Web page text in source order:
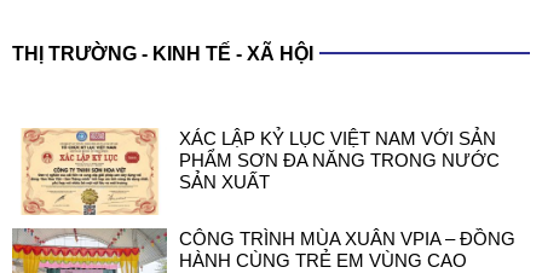
THỊ TRƯỜNG - KINH TẾ - XÃ HỘI
XÁC LẬP KỶ LỤC VIỆT NAM VỚI SẢN
PHẨM SƠN ĐA NĂNG TRONG NƯỚC
SẢN XUẤT
CÔNG TRÌNH MÙA XUÂN VPIA – ĐỒNG
HÀNH CÙNG TRẺ EM VÙNG CAO